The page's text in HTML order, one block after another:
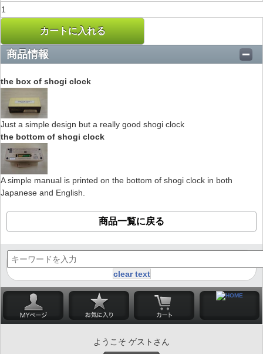
カートに入れる
商品情報
the box of shogi clock
Just a simple design but a really good shogi clock
the bottom of shogi clock
A simple manual is printed on the bottom of shogi clock in both
Japanese and English.
商品一覧に戻る
clear text
ようこそ ゲストさん